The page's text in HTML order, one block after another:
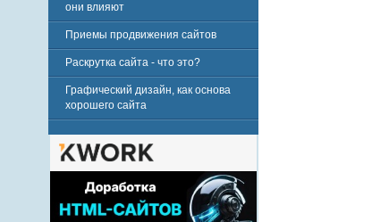
они влияют
Приемы продвижения сайтов
Раскрутка сайта - что это?
Графический дизайн, как основа
хорошего сайта